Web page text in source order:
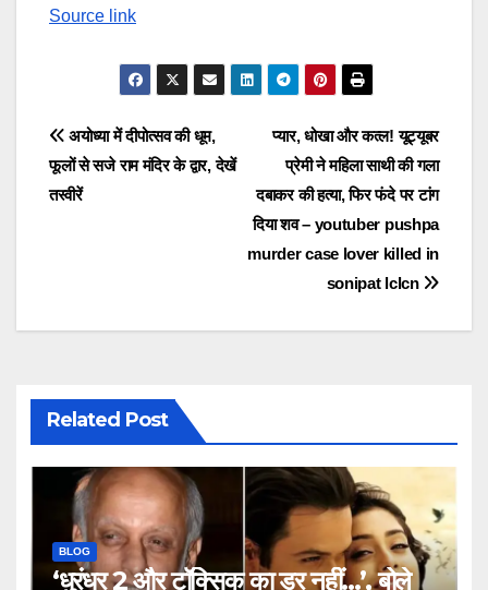
Source link
Post
navigation
प्यार, धोखा और कत्ल! यूट्यूबर
प्रेमी ने महिला साथी की गला
दबाकर की हत्या, फिर फंदे पर टांग
दिया शव – youtuber pushpa
murder case lover killed in
sonipat lclcn
अयोध्या में दीपोत्सव की धूम,
फूलों से सजे राम मंदिर के द्वार, देखें
तस्वीरें
Related Post
BLOG
‘धुरंधर 2 और टॉक्सिक का डर नहीं…’, बोले